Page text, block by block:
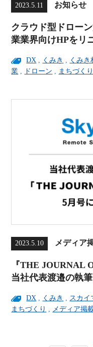
2023.5.11 お知らせ
クラウド型ドロー
業業界向けHPをリ
DX , くみき , くみき
業 , ドローン , まちづくり
2023.5.10 メディア
『THE JOURNAL
当社代表渡邉の執
DX , くみき , スカイ
まちづくり , メディア掲